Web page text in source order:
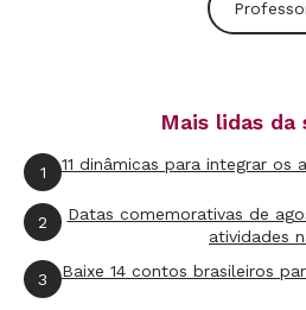
Mais lidas da
1 11 dinâmicas para integrar os
2
Datas comemorativas de
atividades
3 Baixe 14 contos brasileiros